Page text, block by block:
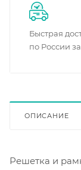
Быстрая
по России
ОПИСАНИЕ
Решетка и